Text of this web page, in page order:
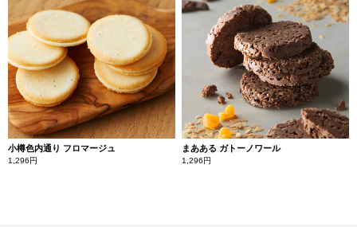
小樽色内通り フロマージュ
1,296円
まあある ガトーノワール
1,296円